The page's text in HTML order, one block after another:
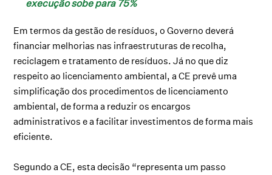
execução sobe para 75%
Em termos da gestão de resíduos, o Governo deverá
financiar melhorias nas infraestruturas de recolha,
reciclagem e tratamento de resíduos. Já no que diz
respeito ao licenciamento ambiental, a CE prevê uma
simplificação dos procedimentos de licenciamento
ambiental, de forma a reduzir os encargos
administrativos e a facilitar investimentos de forma mais
eficiente.
Segundo a CE, esta decisão “representa um passo